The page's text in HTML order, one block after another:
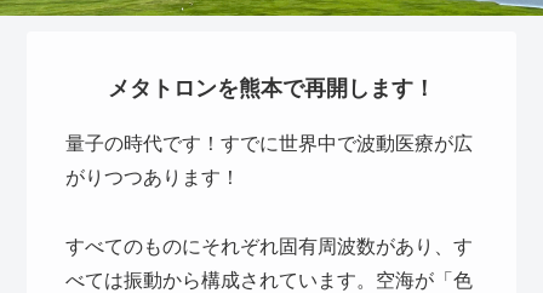
メタトロンを熊本で再開します！
量子の時代です！すでに世界中で波動医療が広
がりつつあります！
すべてのものにそれぞれ固有周波数があり、す
べては振動から構成されています。空海が「色